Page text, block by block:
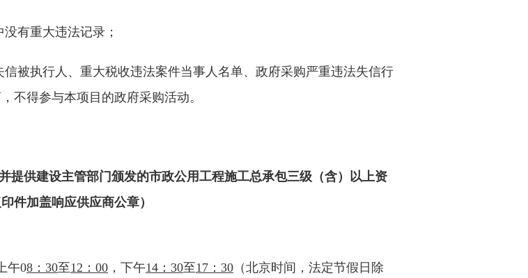
有重大违法记录；
信被执行人、重大税收违法案件当事人名单、政府采购严重违法失信行
不得参与本项目的政府采购活动。
提供建设主管部门颁发的市政公用工程施工总承包三级（含）以上资
件加盖响应供应商公章）
午08：30至12：00 ，下午14：30至17：30 （北京时间，法定节假日除